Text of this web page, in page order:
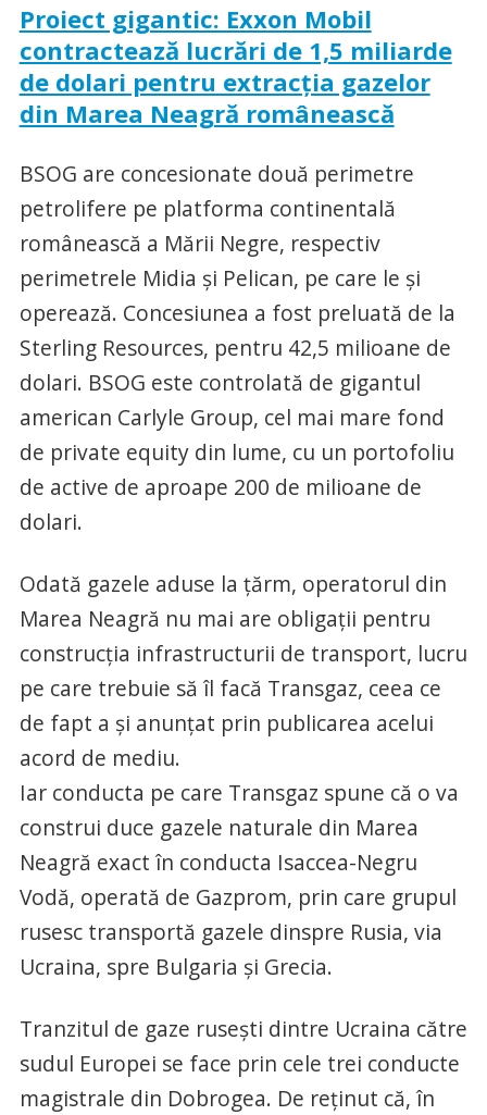
Proiect gigantic: Exxon Mobil
contractează lucrări de 1,5 miliarde
de dolari pentru extracţia gazelor
din Marea Neagră românească
BSOG are concesionate două perimetre
petrolifere pe platforma continentală
românească a Mării Negre, respectiv
perimetrele Midia și Pelican, pe care le şi
operează. Concesiunea a fost preluată de la
Sterling Resources, pentru 42,5 milioane de
dolari. BSOG este controlată de gigantul
american Carlyle Group, cel mai mare fond
de private equity din lume, cu un portofoliu
de active de aproape 200 de milioane de
dolari.
Odată gazele aduse la ţărm, operatorul din
Marea Neagră nu mai are obligaţii pentru
construcţia infrastructurii de transport, lucru
pe care trebuie să îl facă Transgaz, ceea ce
de fapt a şi anunţat prin publicarea acelui
acord de mediu.
Iar conducta pe care Transgaz spune că o va
construi duce gazele naturale din Marea
Neagră exact în conducta Isaccea-Negru
Vodă, operată de Gazprom, prin care grupul
rusesc transportă gazele dinspre Rusia, via
Ucraina, spre Bulgaria şi Grecia.
Tranzitul de gaze ruseşti dintre Ucraina către
sudul Europei se face prin cele trei conducte
magistrale din Dobrogea. De reţinut că, în